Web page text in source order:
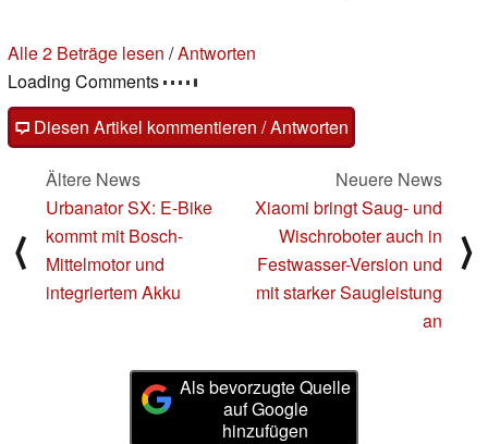
Alle 2 Beträge lesen /Antworten
Loading Comments
Diesen Artikel kommentieren / Antworten
⟨
Ältere News
Urbanator SX: E-Bike
kommt mit Bosch-
Mittelmotor und
integriertem Akku
Neuere News
Xiaomi bringt Saug- und
Wischroboter auch in
Festwasser-Version und
mit starker Saugleistung
an
⟩
Als bevorzugte Quelle
auf Google
hinzufügen